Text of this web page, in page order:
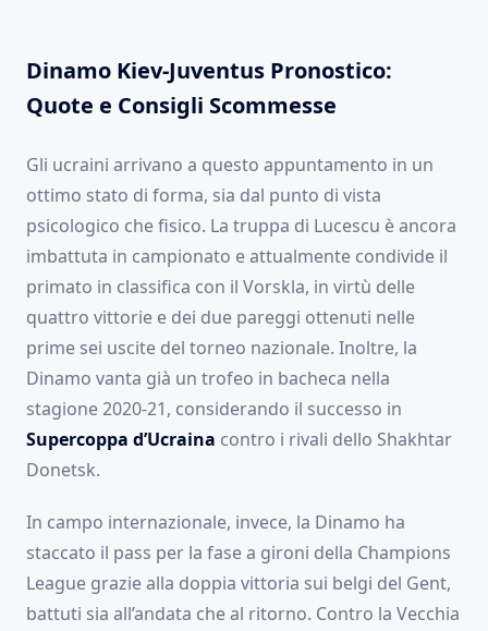
Dinamo Kiev-Juventus Pronostico:
Quote e Consigli Scommesse
Gli ucraini arrivano a questo appuntamento in un
ottimo stato di forma, sia dal punto di vista
psicologico che fisico. La truppa di Lucescu è ancora
imbattuta in campionato e attualmente condivide il
primato in classifica con il Vorskla, in virtù delle
quattro vittorie e dei due pareggi ottenuti nelle
prime sei uscite del torneo nazionale. Inoltre, la
Dinamo vanta già un trofeo in bacheca nella
stagione 2020-21, considerando il successo in
Supercoppa d’Ucraina contro i rivali dello Shakhtar
Donetsk.
In campo internazionale, invece, la Dinamo ha
staccato il pass per la fase a gironi della Champions
League grazie alla doppia vittoria sui belgi del Gent,
battuti sia all’andata che al ritorno. Contro la Vecchia